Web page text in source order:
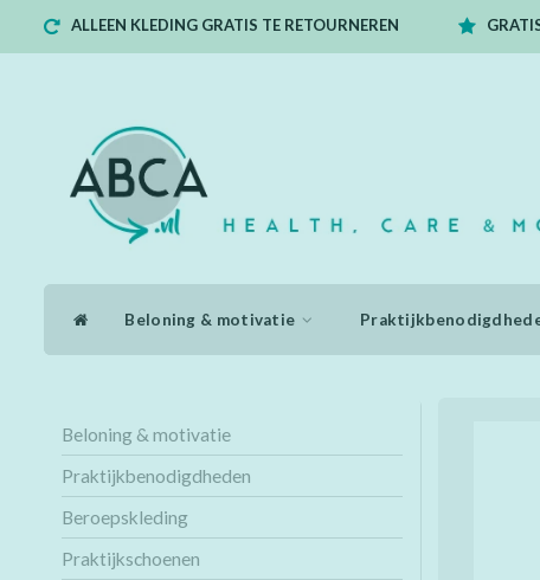
ALLEEN KLEDING GRATIS TE RETOURNEREN
Beloning & motivatie
Beloning & motivatie
Praktijkbenodigdheden
Beroepskleding
Praktijkschoenen